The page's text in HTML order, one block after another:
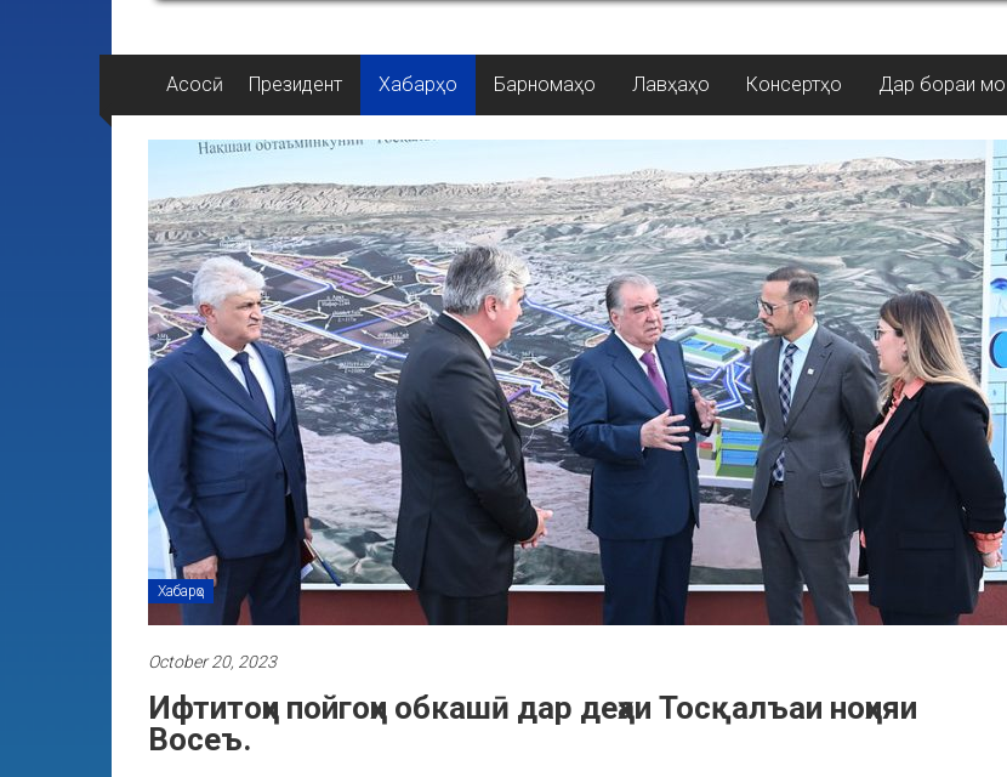
Асосӣ Президент Хабарҳо Барномаҳо Лавҳаҳо Консертҳо Дар бораи мо
Хабарҳо
October 20, 2023
Ифтитоҳи пойгоҳи обкашӣ дар деҳаи Тосқалъаи ноҳияи
Восеъ.